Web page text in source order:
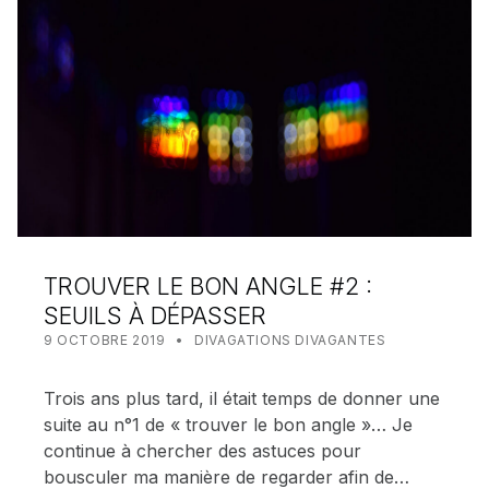
TROUVER LE BON ANGLE #2 :
SEUILS À DÉPASSER
POSTED ON:
9 OCTOBRE 2019 WRITTEN BY:
MEALIN
CATEGORIZED IN:
DIVAGATIONS DIVAGANTES
Trois ans plus tard, il était temps de donner une
suite au n°1 de « trouver le bon angle »… Je
continue à chercher des astuces pour
bousculer ma manière de regarder afin de…